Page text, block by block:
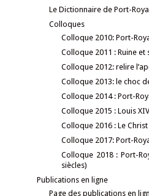
Le Dictionnaire de Port-
Colloques
Colloque 2010: Port-
Colloque 2011 : Ruine
Colloque 2012: relire
Colloque 2013: le choc
Colloque 2014 : Port-
Colloque 2015 : Louis
Colloque 2016 : Le
Colloque 2017: Port-
Colloque 2018 : Port-
siècles)
Publications en ligne
Page des publications en